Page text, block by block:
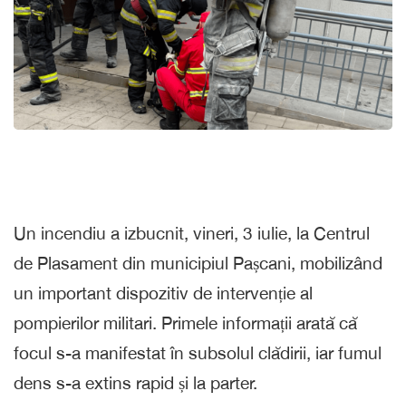
Un incendiu a izbucnit, vineri, 3 iulie, la Centrul
de Plasament din municipiul Pașcani, mobilizând
un important dispozitiv de intervenție al
pompierilor militari. Primele informații arată că
focul s-a manifestat în subsolul clădirii, iar fumul
dens s-a extins rapid și la parter.